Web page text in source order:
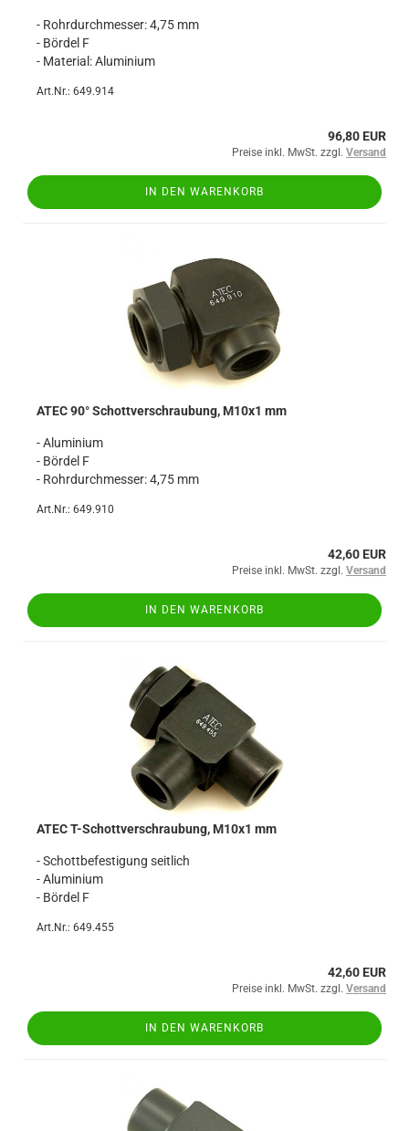
- Rohrdurchmesser: 4,75 mm
- Bördel F
- Material: Aluminium
Art.Nr.: 649.914
96,80 EUR
Preise inkl. MwSt. zzgl. Versand
IN DEN WARENKORB
ATEC 90° Schottverschraubung, M10x1 mm
- Aluminium
- Bördel F
- Rohrdurchmesser: 4,75 mm
Art.Nr.: 649.910
42,60 EUR
Preise inkl. MwSt. zzgl. Versand
IN DEN WARENKORB
ATEC T-Schottverschraubung, M10x1 mm
- Schottbefestigung seitlich
- Aluminium
- Bördel F
Art.Nr.: 649.455
42,60 EUR
Preise inkl. MwSt. zzgl. Versand
IN DEN WARENKORB